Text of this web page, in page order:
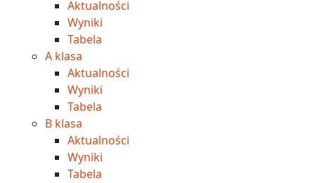
Aktualności
Wyniki
Tabela
A klasa
Aktualności
Wyniki
Tabela
B klasa
Aktualności
Wyniki
Tabela